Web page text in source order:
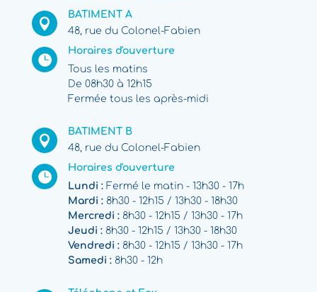

BATIMENT A
48, rue du Colonel-Fabien

Horaires d'ouverture
Tous les matins
De 08h30 à 12h15
Fermée tous les après-midi

BATIMENT B
48, rue du Colonel-Fabien

Horaires d'ouverture
Lundi :Fermé le matin - 13h30 - 17h
Mardi :8h30 - 12h15 / 13h30 - 18h30
Mercredi :8h30 - 12h15 / 13h30 - 17h
Jeudi :8h30 - 12h15 / 13h30 - 18h30
Vendredi :8h30 - 12h15 / 13h30 - 17h
Samedi :8h30 - 12h